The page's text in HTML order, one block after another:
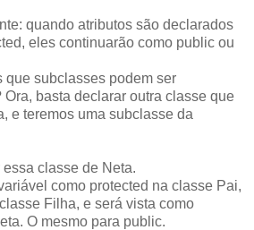
quando atributos são declarados
eles continuarão como public ou
que subclasses podem ser
basta declarar outra classe que
e teremos uma subclasse da
classe de Neta.
como protected na classe Pai,
Filha, e será vista como
O mesmo para public.